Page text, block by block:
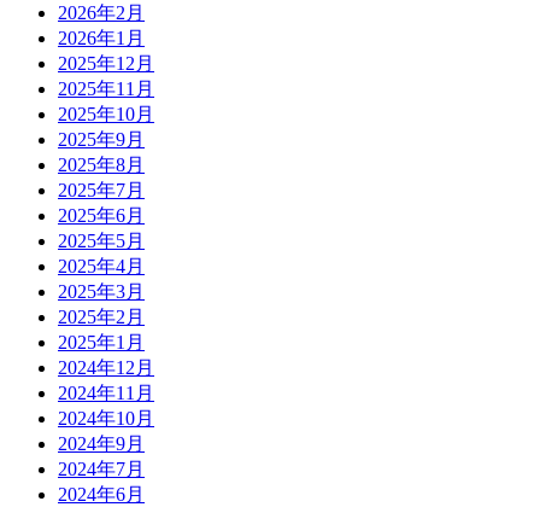
2026年2月
2026年1月
2025年12月
2025年11月
2025年10月
2025年9月
2025年8月
2025年7月
2025年6月
2025年5月
2025年4月
2025年3月
2025年2月
2025年1月
2024年12月
2024年11月
2024年10月
2024年9月
2024年7月
2024年6月